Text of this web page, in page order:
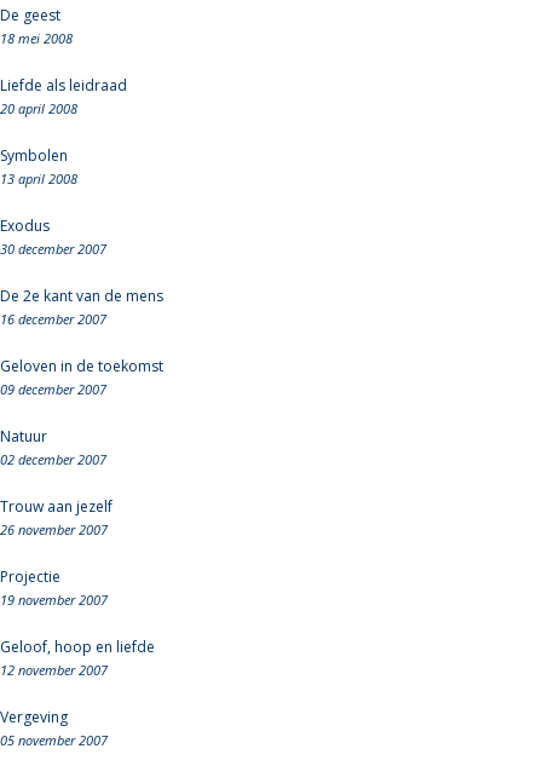
De geest
18 mei 2008
Liefde als leidraad
20 april 2008
Symbolen
13 april 2008
Exodus
30 december 2007
De 2e kant van de mens
16 december 2007
Geloven in de toekomst
09 december 2007
Natuur
02 december 2007
Trouw aan jezelf
26 november 2007
Projectie
19 november 2007
Geloof, hoop en liefde
12 november 2007
Vergeving
05 november 2007